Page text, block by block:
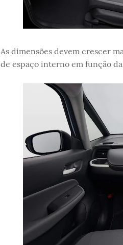
As dimensões devem crescer
de espaço interno em função